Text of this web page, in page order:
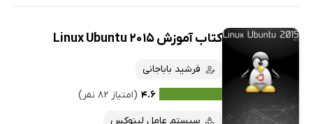
کتاب آموزش Linux Ubuntu 2015
فرشید باباجانی
۴.۶ (امتیاز ۸۲ نفر)
سیستم عامل لینوکس